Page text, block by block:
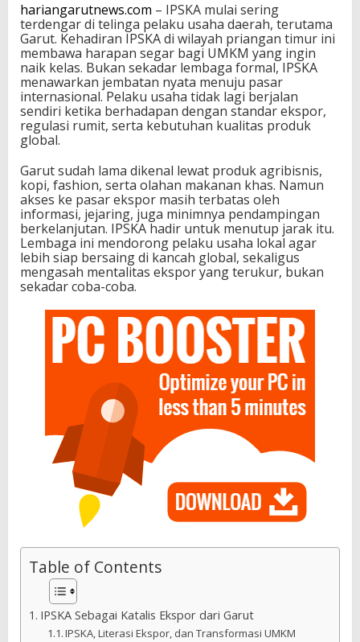
hariangarutnews.com – IPSKA mulai sering
terdengar di telinga pelaku usaha daerah, terutama
Garut. Kehadiran IPSKA di wilayah priangan timur ini
membawa harapan segar bagi UMKM yang ingin
naik kelas. Bukan sekadar lembaga formal, IPSKA
menawarkan jembatan nyata menuju pasar
internasional. Pelaku usaha tidak lagi berjalan
sendiri ketika berhadapan dengan standar ekspor,
regulasi rumit, serta kebutuhan kualitas produk
global.
Garut sudah lama dikenal lewat produk agribisnis,
kopi, fashion, serta olahan makanan khas. Namun
akses ke pasar ekspor masih terbatas oleh
informasi, jejaring, juga minimnya pendampingan
berkelanjutan. IPSKA hadir untuk menutup jarak itu.
Lembaga ini mendorong pelaku usaha lokal agar
lebih siap bersaing di kancah global, sekaligus
mengasah mentalitas ekspor yang terukur, bukan
sekadar coba-coba.
Table of Contents
IPSKA Sebagai Katalis Ekspor dari Garut
IPSKA, Literasi Ekspor, dan Transformasi UMKM